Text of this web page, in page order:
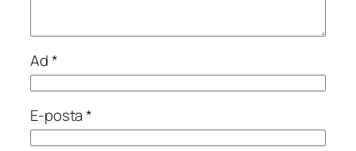
Ad*
E-posta*